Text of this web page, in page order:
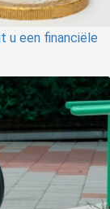
u een financiële